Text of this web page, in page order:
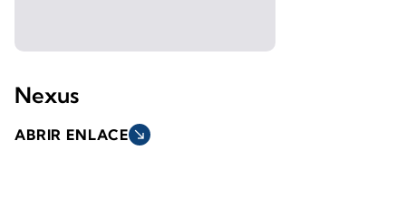
Nexus
ABRIR ENLACE south_east